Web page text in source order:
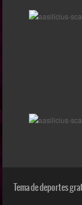
Tema de deportes